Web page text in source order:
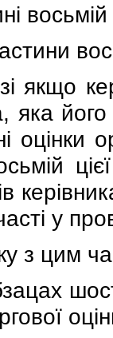
восьмiй
яка
оцiнки
у
з цим